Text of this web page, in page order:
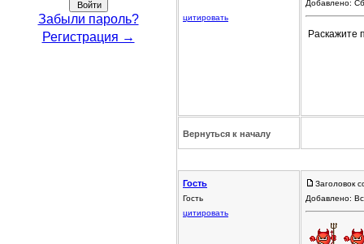
Забыли пароль?
Регистрация →
цитировать
Добавлено:
Раскажите
Вернуться к началу
Гость
Гость
цитировать
Заголовок
Добавлено: